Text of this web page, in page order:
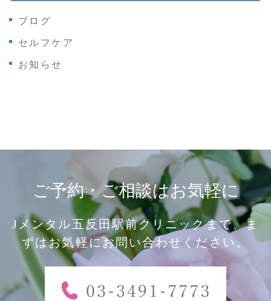
ブログ
セルフケア
お知らせ
ご予約・ご相談はお気軽に
Jメンタル五反田駅前クリニックまで、ま
ずはお気軽にお問い合わせください。